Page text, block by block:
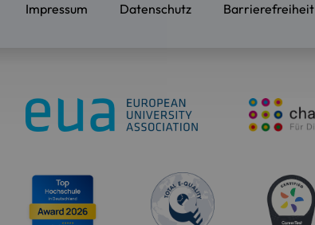
Impressum Datenschutz Barrierefreiheit